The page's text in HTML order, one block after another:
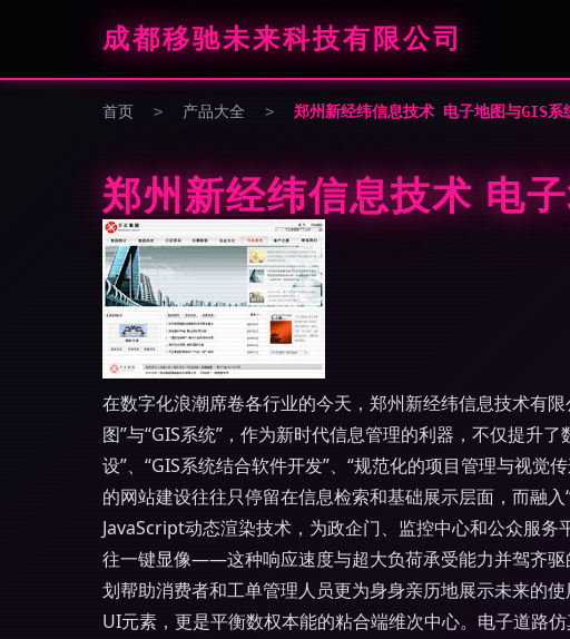
成都移驰未来科技有限公司
首页 > 产品大全 > 郑州新经纬信息技术 电子地图与GIS系
郑州新经纬信息技术 电
在数字化浪潮席卷各行业的今天，郑州新经纬信息技术有
图”与“GIS系统”，作为新时代信息管理的利器，不仅提升
设”、“GIS系统结合软件开发”、“规范化的项目管理与视
的网站建设往往只停留在信息检索和基础展示层面，而融
JavaScript动态渲染技术，为政企门、监控中心和公众服
往一键显像——这种响应速度与超大负荷承受能力并驾齐
划帮助消费者和工单管理人员更为身身亲历地展示未来的
UI元素，更是平衡数权本能的粘合端维次中心。电子道路